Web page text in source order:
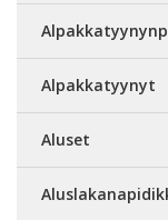
Alpakkatyynyt
Aluset